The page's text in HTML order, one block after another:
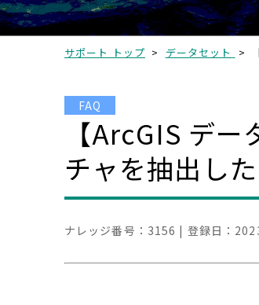
サポート トップ > データセット >
FAQ
【ArcGIS デ
チャを抽出し
ナレッジ番号： 3156 | 登録日：